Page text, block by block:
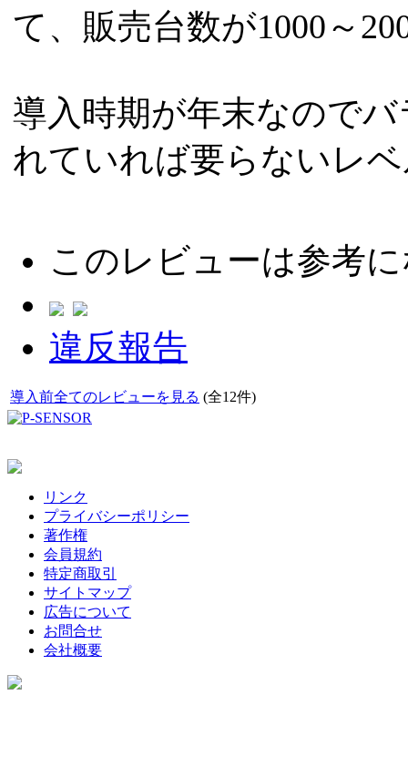
て、販売台数が1000～
導入時期が年末なので
れていれば要らないレ
このレビューは参考
違反報告
導入前全てのレビューを見る (全12件)
リンク
プライバシーポリシー
著作権
会員規約
特定商取引
サイトマップ
広告について
お問合せ
会社概要